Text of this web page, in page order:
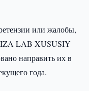
или жалобы,
LAB XUSUSIY
направить их в
года.